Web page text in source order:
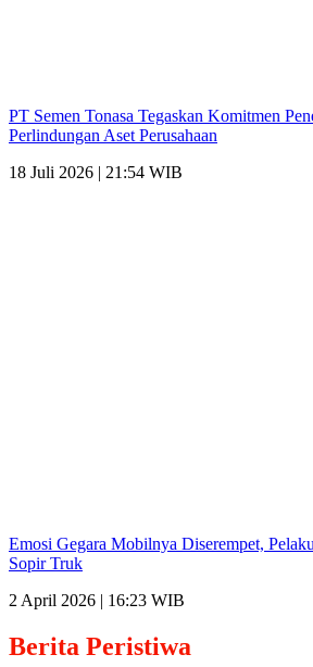
PT Semen Tonasa Tegaskan Komitmen
Perlindungan Aset Perusahaan
18 Juli 2026 | 21:54 WIB
Emosi Gegara Mobilnya Diserempet,
Sopir Truk
2 April 2026 | 16:23 WIB
Berita Peristiwa